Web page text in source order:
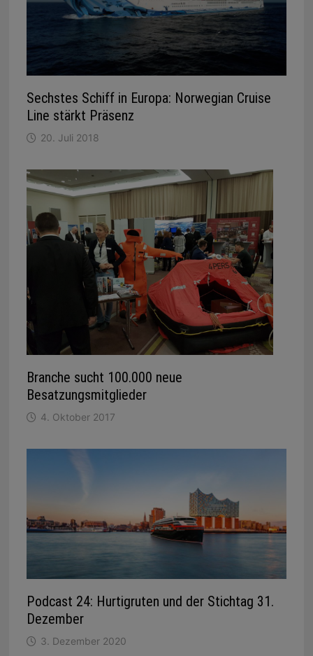
Sechstes Schiff in Europa: Norwegian Cruise
Line stärkt Präsenz
20. Juli 2018
Branche sucht 100.000 neue
Besatzungsmitglieder
4. Oktober 2017
Podcast 24: Hurtigruten und der Stichtag 31.
Dezember
3. Dezember 2020